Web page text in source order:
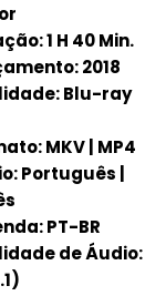
1 H 40 Min.
2018
Blu-ray
MKV | MP4
Português |
PT-BR
de Áudio: